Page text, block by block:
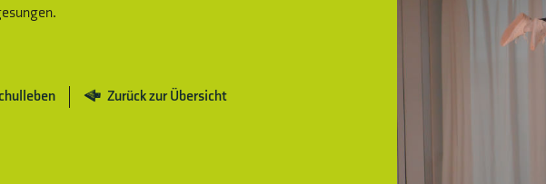
Zurück zur Übersicht